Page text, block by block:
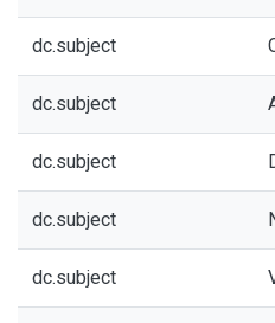
dc.subject
dc.subject
dc.subject
dc.subject
dc.subject